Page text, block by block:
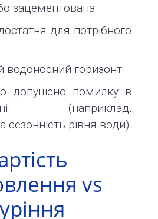
зацементована
для потрібного
водоносний горизонт
допущено помилку в
(наприклад,
сезонність рівня води)
vs